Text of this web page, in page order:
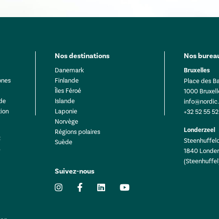
Nos destinations
Danemark
Finlande
Îles Féroé
Islande
Laponie
Norvège
Régions polaires
Suède
Suivez-nous
Nos
Bruxelles
Place des
1000
+32 52 55
Londerzeel
1840